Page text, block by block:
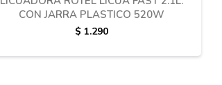
CON JARRA PLASTICO 520W
$ 1.290